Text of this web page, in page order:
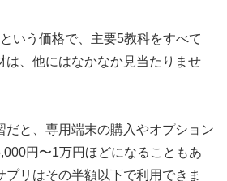
いう価格で、主要5教科をすべて
は、他にはなかなか見当たりませ
だと、専用端末の購入やオプション
円〜1万円ほどになることもあ
プリはその半額以下で利用できま